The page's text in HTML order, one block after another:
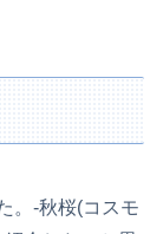
。-秋桜(コスモ